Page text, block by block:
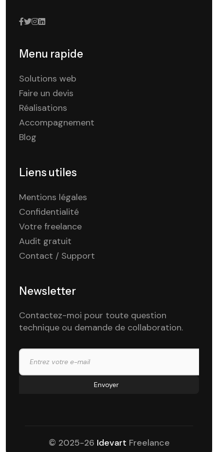
Menu rapide
Solutions web
Faire un devis
Réalisations
Accompagnement
Blog
Liens utiles
Mentions légales
Confidentialité
Votre freelance
Audit gratuit
Contact / Support
Newsletter
Contactez-moi pour toute question
technique ou demande de collaboration.
© 2025-26 Idevart Freelance